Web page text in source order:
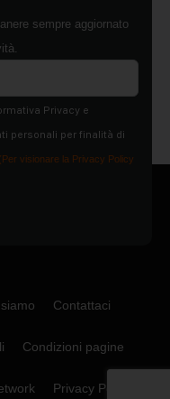
sempre aggiornato
Privacy e
personali per finalità di
(Per visionare la Privacy Policy
Contattaci
Condizioni pagine
Privacy Policy